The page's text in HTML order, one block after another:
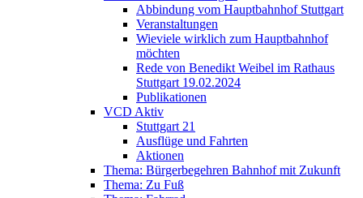
Abbindung vom Hauptbahnhof Stuttgart
Veranstaltungen
Wieviele wirklich zum Hauptbahnhof
möchten
Rede von Benedikt Weibel im Rathaus
Stuttgart 19.02.2024
Publikationen
VCD Aktiv
Stuttgart 21
Ausflüge und Fahrten
Aktionen
Thema: Bürgerbegehren Bahnhof mit Zukunft
Thema: Zu Fuß